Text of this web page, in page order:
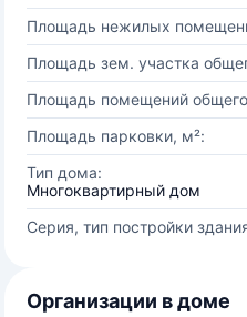
Площадь нежилых
Площадь зем. участка
Площадь помещений
Площадь парковки, м²:
Тип дома:
Многоквартирный дом
Серия, тип постройки
Организации в доме